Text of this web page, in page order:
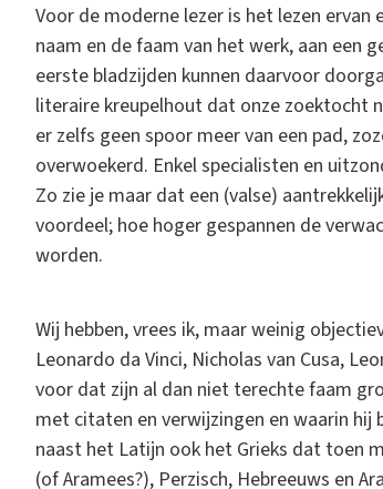
Voor de moderne lezer is het lezen
naam en de faam van het werk, aan een
eerste bladzijden kunnen daarvoor
literaire kreupelhout dat onze zoektocht
er zelfs geen spoor meer van een pad,
overwoekerd. Enkel specialisten en
Zo zie je maar dat een (valse)
voordeel; hoe hoger gespannen de
worden.
Wij hebben, vrees ik, maar weinig
Leonardo da Vinci, Nicholas van Cusa,
voor dat zijn al dan niet terechte faam
met citaten en verwijzingen en waarin
naast het Latijn ook het Grieks dat toen
(of Aramees?), Perzisch, Hebreeuws en